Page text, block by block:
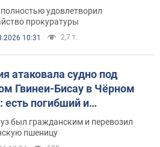
удовлетворил
прокуратуры
10:31 2,7 т.
атаковала судно под
Гвинеи-Бисау в Чёрном
есть погибший и
был гражданским и перевозил
пшеницу